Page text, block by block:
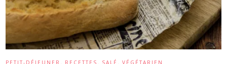
PETIT-DÉJEUNER , RECETTES , SALÉ , VÉGÉTARIEN